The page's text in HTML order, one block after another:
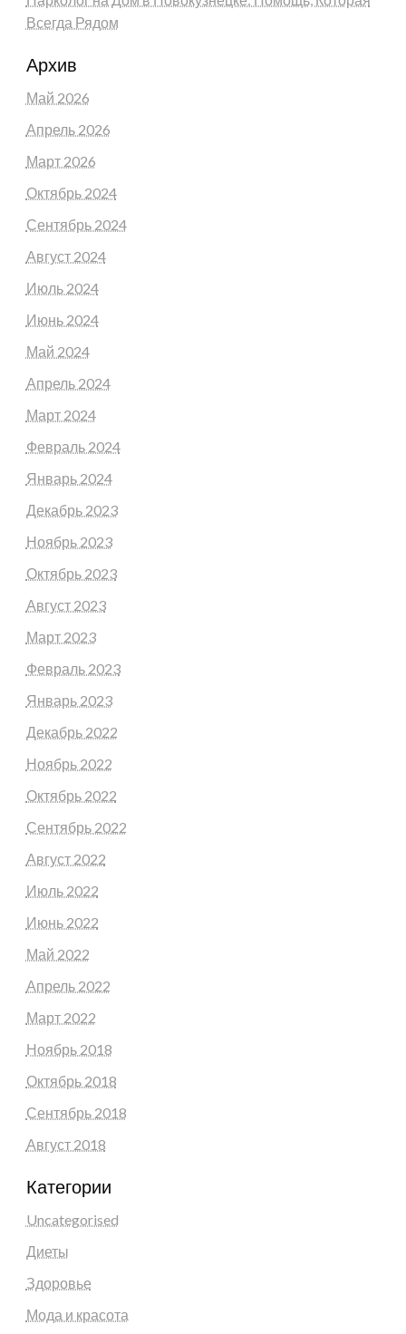
Всегда Рядом
Архив
Май 2026
Апрель 2026
Март 2026
Октябрь 2024
Сентябрь 2024
Август 2024
Июль 2024
Июнь 2024
Май 2024
Апрель 2024
Март 2024
Февраль 2024
Январь 2024
Декабрь 2023
Ноябрь 2023
Октябрь 2023
Август 2023
Март 2023
Февраль 2023
Январь 2023
Декабрь 2022
Ноябрь 2022
Октябрь 2022
Сентябрь 2022
Август 2022
Июль 2022
Июнь 2022
Май 2022
Апрель 2022
Март 2022
Ноябрь 2018
Октябрь 2018
Сентябрь 2018
Август 2018
Категории
Uncategorised
Диеты
Здоровье
Мода и красота